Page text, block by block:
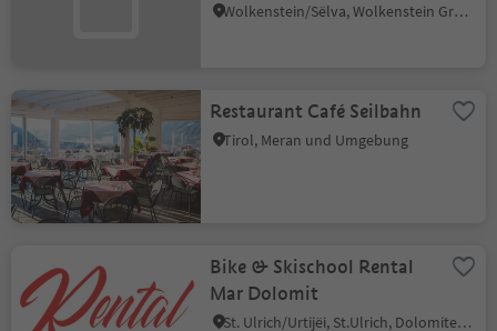
Wolkenstein/Sëlva, Wolkenstein Gröden, Dolomitenregion Gröden
Restaurant Café Seilbahn
Tirol, Meran und Umgebung
Bike & Skischool Rental
Mar Dolomit
St. Ulrich/Urtijëi, St.Ulrich, Dolomitenregion Gröden